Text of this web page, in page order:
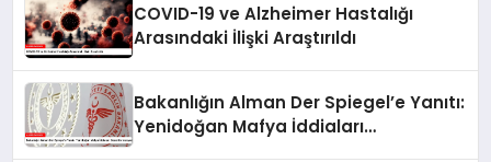
COVID-19 ve Alzheimer Hastalığı
Arasındaki İlişki Araştırıldı
Bakanlığın Alman Der Spiegel’e Yanıtı:
Yenidoğan Mafya İddiaları